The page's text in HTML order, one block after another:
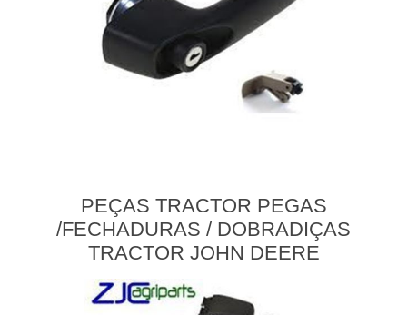
PEÇAS TRACTOR PEGAS
/FECHADURAS / DOBRADIÇAS
TRACTOR JOHN DEERE